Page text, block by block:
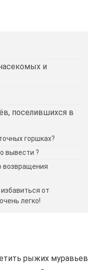
и
поселившихся в
горшках?
вывести ?
возвращения
от
легко!
рыжих